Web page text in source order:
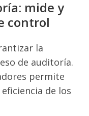
mide y
control
la
de auditoría.
permite
de los